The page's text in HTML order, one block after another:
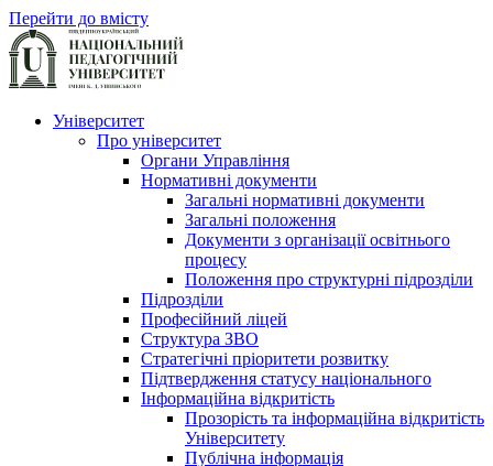
Перейти до вмісту
Університет
Про університет
Органи Управління
Нормативні документи
Загальні нормативні документи
Загальні положення
Документи з організації освітнього
процесу
Положення про структурні підрозділи
Підрозділи
Професійний ліцей
Структура ЗВО
Стратегічні пріоритети розвитку
Підтвердження статусу національного
Інформаційна відкритість
Прозорість та інформаційна відкритість
Університету
Публічна інформація